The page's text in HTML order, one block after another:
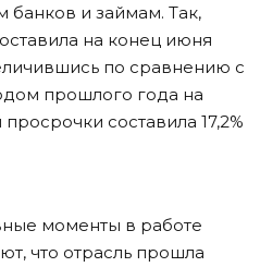
банков и займам. Так,
на конец июня
по сравнению с
прошлого года на
составила 17,2%
моменты в работе
что отрасль прошла